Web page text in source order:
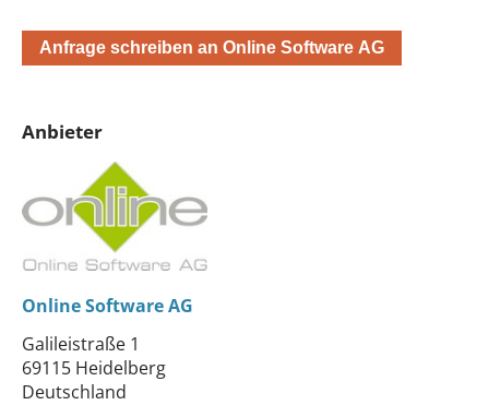
Anfrage schreiben an Online Software AG
Anbieter
Online Software AG
Galileistraße 1
69115 Heidelberg
Deutschland